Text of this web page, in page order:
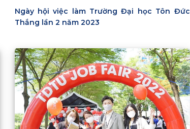
Ngày hội việc làm Trường Đại học Tôn Đức
Thắng lần 2 năm 2023